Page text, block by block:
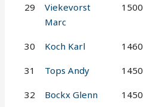
29
Viekevorst
Marc
1500
30 Koch Karl 1460
31 Tops Andy 1450
32 Bockx Glenn 1450